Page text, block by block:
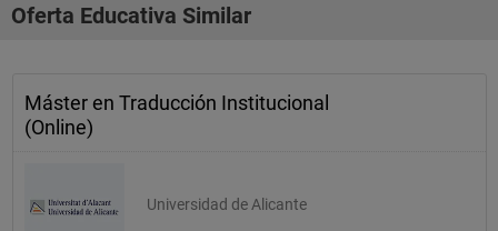
Oferta Educativa Similar
Máster en Traducción Institucional
(Online)
Universidad de Alicante